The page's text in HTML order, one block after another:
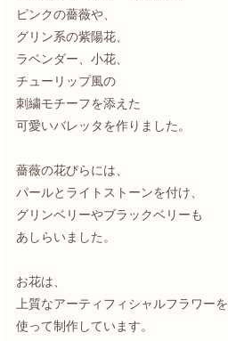
ピンクの薔薇や、
グリン系の紫陽花、
ラベンダー、小花、
チューリップ風の
刺繍モチーフを添えた
可愛いバレッタを作りました。
薔薇の花びらには、
パールとライトストーンを付け、
グリンベリーやブラックベリーも
あしらいました。
お花は、
上質なアーティフィシャルフラワーを
使って制作しています。